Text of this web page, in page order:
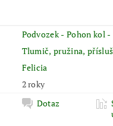
Podvozek - Pohon kol
Tlumič, pružina,
Felicia
2 roky
Dotaz